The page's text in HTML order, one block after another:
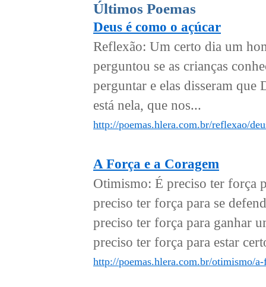
Últimos Poemas
Deus é como o açúcar
Reflexão: Um certo dia um
perguntou se as crianças
perguntar e elas disseram que
está nela, que nos...
http://poemas.hlera.com.br/reflexao/
A Força e a Coragem
Otimismo: É preciso ter força
preciso ter força para se
preciso ter força para ganhar
preciso ter força para estar
http://poemas.hlera.com.br/otimismo/